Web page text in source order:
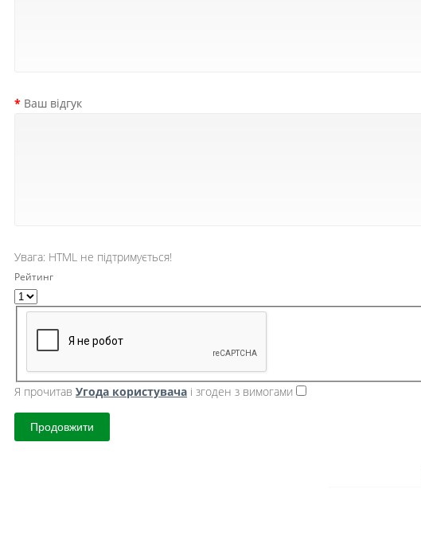
Ваш відгук
Увага: HTML не підтримується!
Рейтинг
Я прочитав Угода користувача і згоден з вимогами
Продовжити